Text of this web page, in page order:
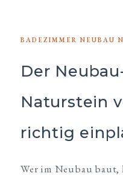
BADEZIMMER NEUBAU
Der
Naturstein
richtig
Wer im Neubau